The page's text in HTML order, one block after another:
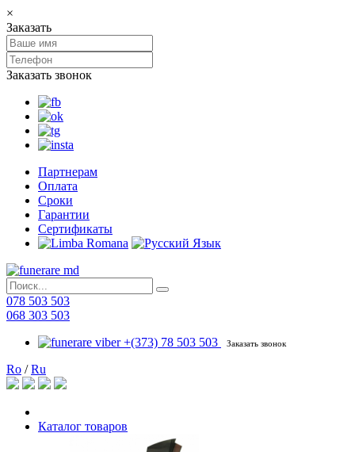
×
Заказать
Заказать звонок
Партнерам
Оплата
Сроки
Гарантии
Сертификаты
078 503 503
068 303 503
+(373) 78 503 503
Заказать звонок
Ro /Ru
Каталог товаров